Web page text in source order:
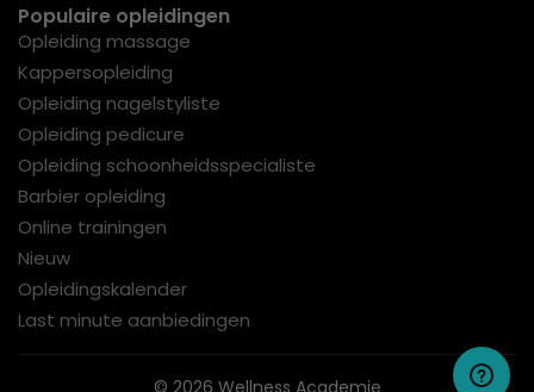
Populaire opleidingen
Opleiding massage
Kappersopleiding
Opleiding nagelstyliste
Opleiding pedicure
Opleiding schoonheidsspecialiste
Barbier opleiding
Online trainingen
Nieuw
Opleidingskalender
Last minute aanbiedingen
© 2026 Wellness Academie